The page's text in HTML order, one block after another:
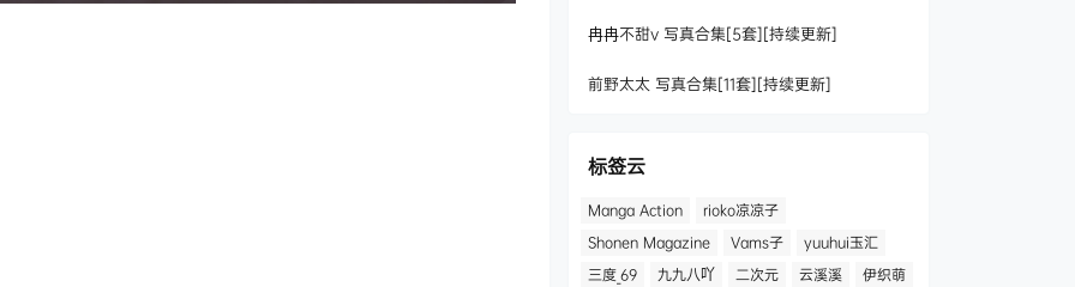
冉冉不甜v 写真合集[5套][持续更新]
前野太太 写真合集[11套][持续更新]
标签云
Manga Action
rioko凉凉子
Shonen Magazine
Vams子
yuuhui玉汇
三度_69
九九八吖 二次元 云溪溪
伊织萌